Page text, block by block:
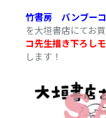
竹書房 バンブー
を大垣書店にてお
コ先生描き下ろし
します！